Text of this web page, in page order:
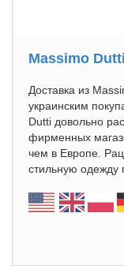
Massimo Dutti
Доставка из
украинским
Dutti довольно
фирменных
чем в Европе.
стильную одежду